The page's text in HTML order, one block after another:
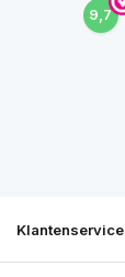
9,7
Klantenservice